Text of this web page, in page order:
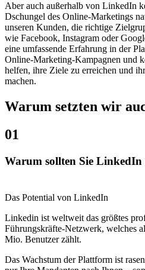
Aber auch außerhalb von LinkedIn
Dschungel des Online-Marketings
unseren Kunden, die richtige
wie Facebook, Instagram oder
eine umfassende Erfahrung in der
Online-Marketing-Kampagnen und
helfen, ihre Ziele zu erreichen und
machen.
Warum setzten wir
01
Warum sollten Sie LinkedIn
Das Potential von LinkedIn
Linkedin ist weltweit das größtes
Führungskräfte-Netzwerk, welches
Mio. Benutzer zählt.
Das Wachstum der Plattform ist